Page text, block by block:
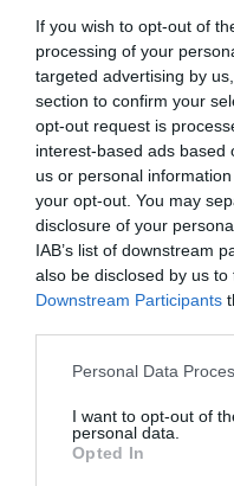
If you wish to opt-out of
processing of your
targeted advertising by
section to confirm your
opt-out request is
interest-based ads based
us or personal
your opt-out. You may
disclosure of your
IAB’s list of downstream
also be disclosed by us
Downstream Participants
Personal Data
I want to opt-out of
personal data.
Opted In
Séjour d'affaires
Souhaiteriez-vous
Giuseppe
Italie
Août 2012
Séjour en couple d'âge moyen
35 ans
Souhaiteriez-vous
Anonyme
Séjour en couple d'âge moyen